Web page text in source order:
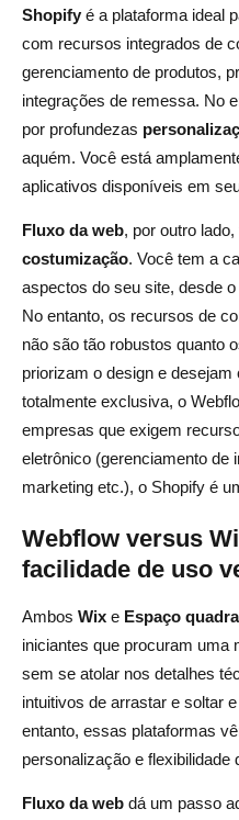
Shopify é a plataforma ideal
com recursos integrados de
gerenciamento de produtos,
integrações de remessa. No
por profundezas
aquém. Você está
aplicativos disponíveis em
Fluxo da web, por outro
costumização. Você tem a
aspectos do seu site, desde
No entanto, os recursos de
não são tão robustos quanto
priorizam o design e
totalmente exclusiva, o
empresas que exigem
eletrônico (gerenciamento de
marketing etc.), o Shopify é
Webflow versus
facilidade de uso
Ambos Wix e Espaço
iniciantes que procuram uma
sem se atolar nos detalhes
intuitivos de arrastar e soltar
entanto, essas plataformas
personalização e flexibilidade
Fluxo da web dá um passo